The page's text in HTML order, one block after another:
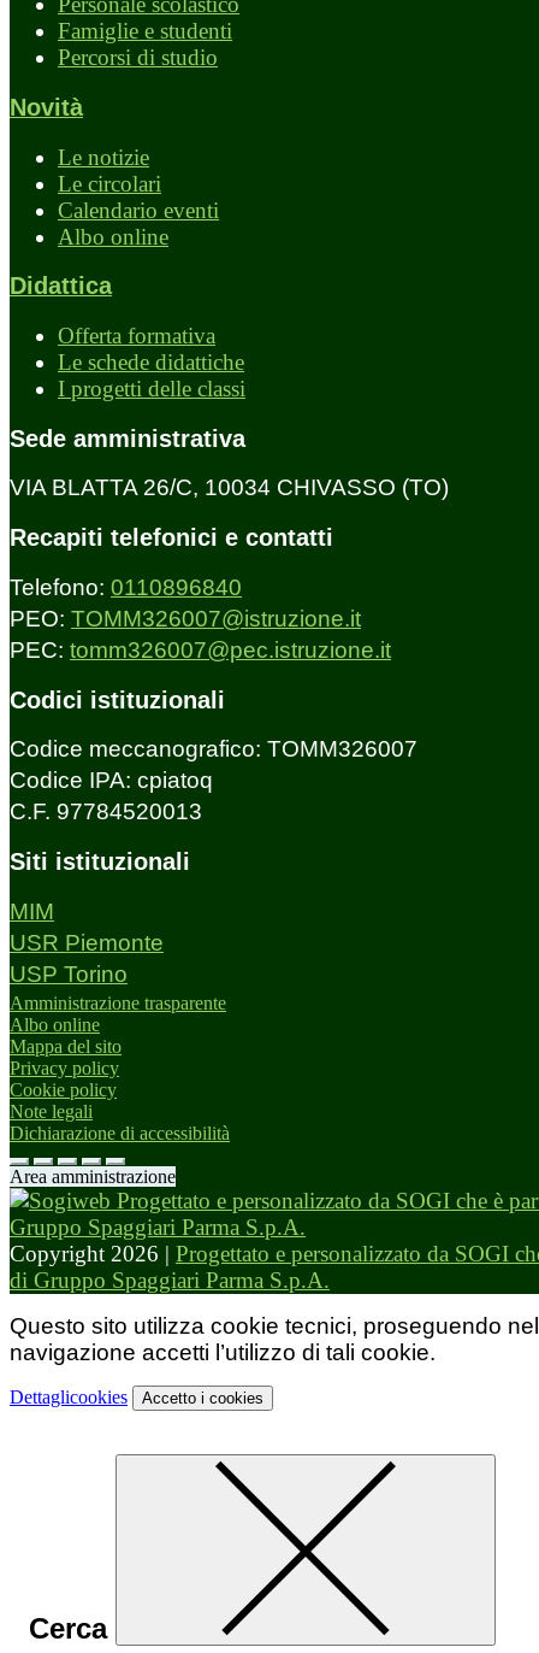
Famiglie e studenti
Percorsi di studio
Novità
Le notizie
Le circolari
Calendario eventi
Albo online
Didattica
Offerta formativa
Le schede didattiche
I progetti delle classi
Sede amministrativa
VIA BLATTA 26/C, 10034 CHIVASSO (TO)
Recapiti telefonici e contatti
Telefono: 0110896840
PEO: TOMM326007@istruzione.it
PEC: tomm326007@pec.istruzione.it
Codici istituzionali
Codice meccanografico: TOMM326007
Codice IPA: cpiatoq
C.F. 97784520013
Siti istituzionali
MIM
USR Piemonte
USP Torino
Amministrazione trasparente
Albo online
Mappa del sito
Privacy policy
Cookie policy
Note legali
Dichiarazione di accessibilità
Area amministrazione
Copyright 2026 | Progettato e personalizzato da SOGI
di Gruppo Spaggiari Parma S.p.A.
Questo sito utilizza cookie tecnici, proseguendo
navigazione accetti l’utilizzo di tali cookie.
Dettaglicookies Accetto i cookies
Cerca